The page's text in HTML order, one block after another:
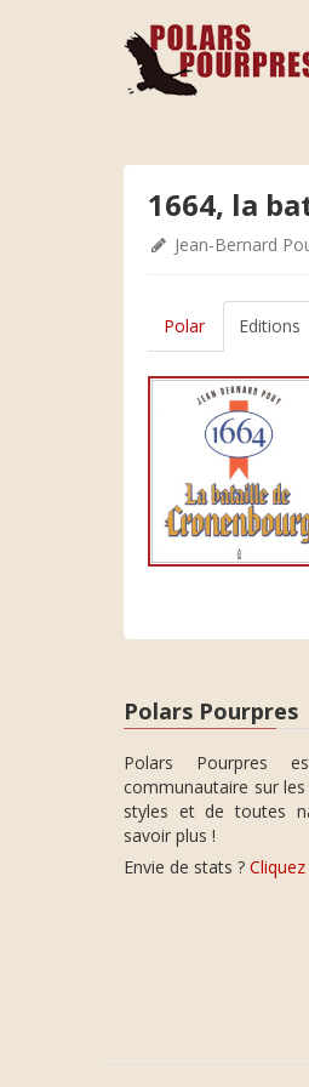
1664, la
Jean-Bernard
Polar Editions
Polars Pourpres
Polars Pourpres
communautaire sur
styles et de toutes
savoir plus !
Envie de stats ? Cliquez